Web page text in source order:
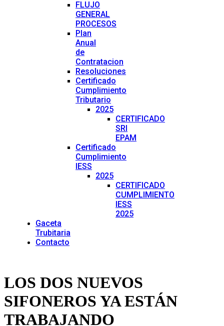
FLUJO
GENERAL
PROCESOS
Plan
Anual
de
Contratacion
Resoluciones
Certificado
Cumplimiento
Tributario
2025
CERTIFICADO
SRI
EPAM
Certificado
Cumplimiento
IESS
2025
CERTIFICADO
CUMPLIMIENTO
IESS
2025
Gaceta
Trubitaria
Contacto
LOS DOS NUEVOS
SIFONEROS YA ESTÁN
TRABAJANDO